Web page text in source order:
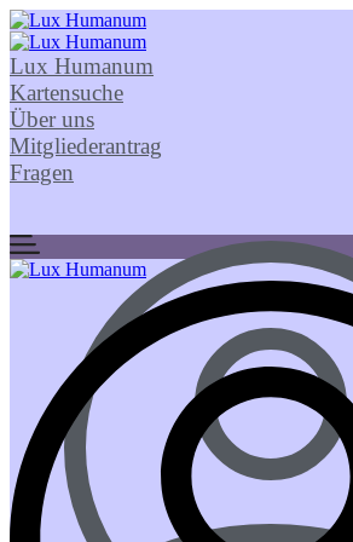
Lux Humanum
Kartensuche
Über uns
Mitgliederantrag
Fragen